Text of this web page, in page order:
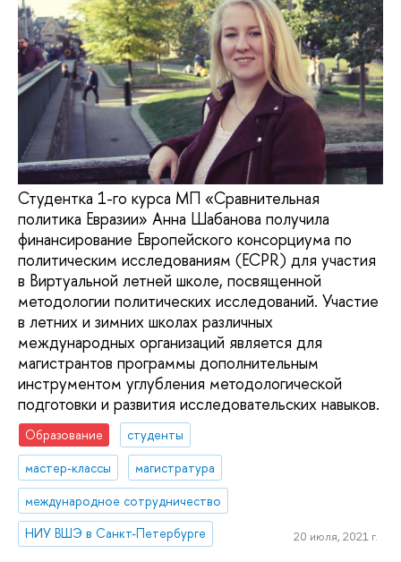
Студентка 1-го курса МП «Сравнительная
политика Евразии» Анна Шабанова получила
финансирование Европейского консорциума по
политическим исследованиям (ECPR) для участия
в Виртуальной летней школе, посвященной
методологии политических исследований. Участие
в летних и зимних школах различных
международных организаций является для
магистрантов программы дополнительным
инструментом углубления методологической
подготовки и развития исследовательских навыков.
Образование
студенты
мастер-классы
магистратура
международное сотрудничество
НИУ ВШЭ в Санкт-Петербурге
20 июля, 2021 г.